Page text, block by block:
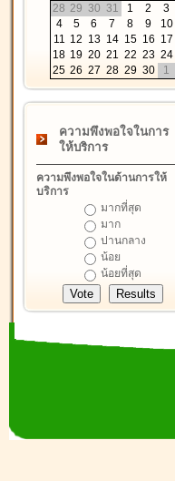
28 29 30 31 1 2
3
4
5 6 7 8 9
10
11 12 13 14 15 16 17
18 19 20 21 22 23 24
25 26 27 28 29 30 1
ความพึงพอใจในการ
ให้บริการ
ความพึงพอใจในด้านการให้
บริการ
มากที่สุด
มาก
ปานกลาง
น้อย
น้อยที่สุด